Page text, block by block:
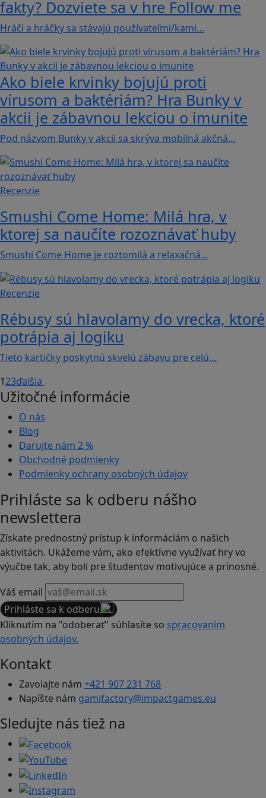
fakty? Dozviete sa v hre Follow me
Hráči a hráčky sa stávajú používateľmi/kami…
Ako biele krvinky bojujú proti
vírusom a baktériám? Hra Bunky v
akcii je zábavnou lekciou o imunite
Pod názvom Bunky v akcii sa skrýva mobilná akčná…
Recenzie
Smushi Come Home: Milá hra, v
ktorej sa naučíte rozoznávať huby
Smushi Come Home je roztomilá a relaxačná…
Recenzie
Rébusy sú hlavolamy do vrecka, ktoré
potrápia aj logiku
Tieto kartičky poskytnú skvelú zábavu pre celú…
123ďalšia
Užitočné informácie
O nás
Blog
Darujte nám 2 %
Obchodné podmienky
Podmienky ochrany osobných údajov
Prihláste sa k odberu nášho
newslettera
Získate prednostný prístup k informáciám o našich
aktivitách. Ukážeme vám, ako efektívne využívať hry vo
výučbe tak, aby boli pre študentov motivujúce a prínosné.
Váš email
Prihláste sa k odberu
Kliknutím na "odoberať" súhlasíte so spracovaním
osobných údajov.
Kontakt
Zavolajte nám +421 907 231 768
Napíšte nám gamifactory@impactgames.eu
Sledujte nás tiež na